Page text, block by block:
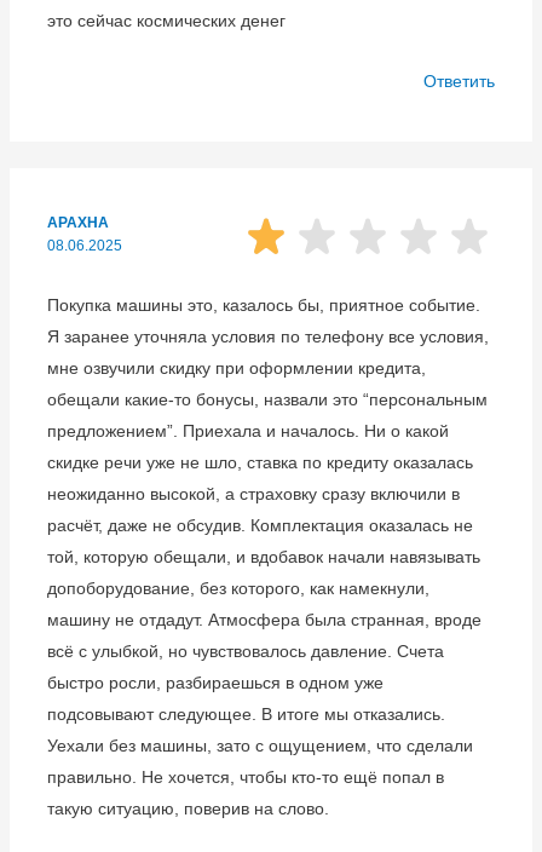
это сейчас космических денег
Ответить
АРАХНА
08.06.2025
Покупка машины это, казалось бы, приятное событие.
Я заранее уточняла условия по телефону все условия,
мне озвучили скидку при оформлении кредита,
обещали какие-то бонусы, назвали это “персональным
предложением”. Приехала и началось. Ни о какой
скидке речи уже не шло, ставка по кредиту оказалась
неожиданно высокой, а страховку сразу включили в
расчёт, даже не обсудив. Комплектация оказалась не
той, которую обещали, и вдобавок начали навязывать
допоборудование, без которого, как намекнули,
машину не отдадут. Атмосфера была странная, вроде
всё с улыбкой, но чувствовалось давление. Счета
быстро росли, разбираешься в одном уже
подсовывают следующее. В итоге мы отказались.
Уехали без машины, зато с ощущением, что сделали
правильно. Не хочется, чтобы кто-то ещё попал в
такую ситуацию, поверив на слово.